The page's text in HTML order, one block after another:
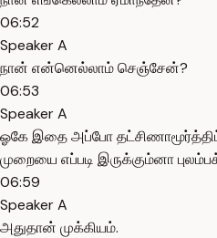
06:52
Speaker A
நான் என்னெல்லாம் செஞ்சேன்?
06:53
Speaker A
ஓகே இதை அப்போ
முறையை எப்படி இருக்கும்னா
06:59
Speaker A
அதுதான் முக்கியம்.